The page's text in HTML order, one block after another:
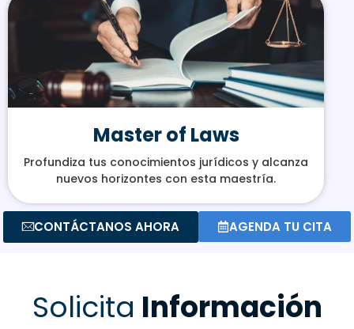
Master of Laws
Profundiza tus conocimientos jurídicos y alcanza
nuevos horizontes con esta maestría.
CONTÁCTANOS AHORA AGENDA TU CITA
Solicita Información